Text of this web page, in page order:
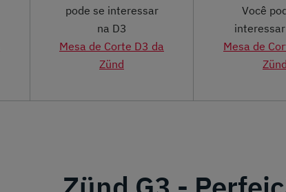
pode se interessar
na D3
Mesa de Corte D3 da
Zünd
Você
Mesa de
Zünd